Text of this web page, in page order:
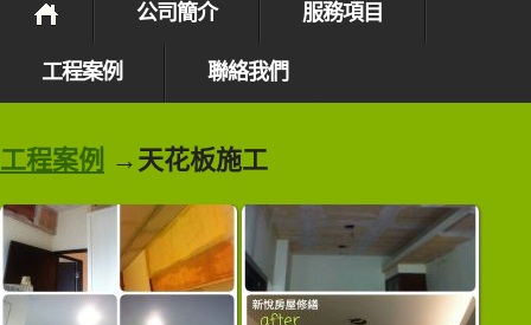
公司簡介 服務項目
工程案例 聯絡我們
工程案例 →天花板施工